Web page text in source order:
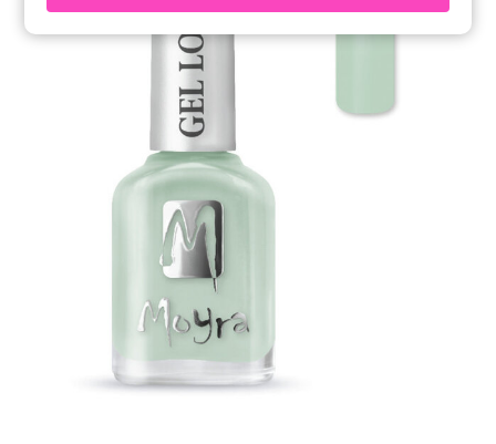
in